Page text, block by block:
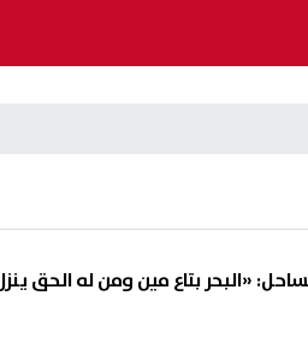
«البحر بتاع مين ومن له الحق